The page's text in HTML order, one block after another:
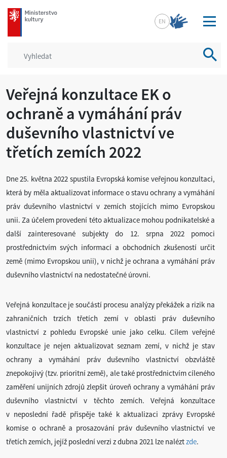
mkcr.cz
EN
Veřejná konzultace EK o
ochraně a vymáhání práv
duševního vlastnictví ve
třetích zemích 2022
Dne 25. května 2022 spustila Evropská komise veřejnou konzultaci,
která by měla aktualizovat informace o stavu ochrany a vymáhání
práv duševního vlastnictví v zemích stojících mimo Evropskou
unii. Za účelem provedení této aktualizace mohou podnikatelské a
další zainteresované subjekty do 12. srpna 2022 pomoci
prostřednictvím svých informací a obchodních zkušeností určit
země (mimo Evropskou unii), v nichž je ochrana a vymáhání práv
duševního vlastnictví na nedostatečné úrovni.
Veřejná konzultace je součástí procesu analýzy překážek a rizik na
zahraničních trzích třetích zemí v oblasti práv duševního
vlastnictví z pohledu Evropské unie jako celku. Cílem veřejné
konzultace je nejen aktualizovat seznam zemí, v nichž je stav
ochrany a vymáhání práv duševního vlastnictví obzvláště
znepokojivý (tzv. prioritní země), ale také prostřednictvím cíleného
zaměření unijních zdrojů zlepšit úroveň ochrany a vymáhání práv
duševního vlastnictví v těchto zemích. Veřejná konzultace
v neposlední řadě přispěje také k aktualizaci zprávy Evropské
komise o ochraně a prosazování práv duševního vlastnictví ve
třetích zemích, jejíž poslední verzi z dubna 2021 lze naléztzde.